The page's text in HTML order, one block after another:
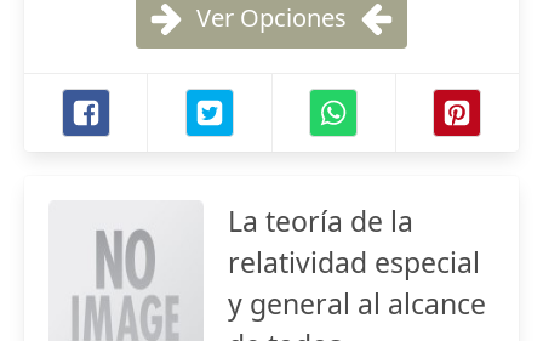
Ver Opciones
La teoría de la
relatividad especial
y general al alcance